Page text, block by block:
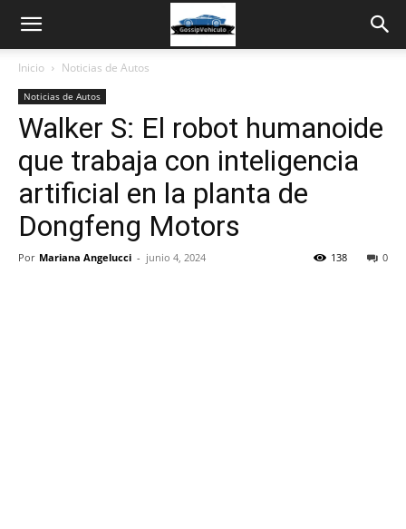
Inicio Noticias de Autos
Noticias de Autos
Walker S: El robot humanoide
que trabaja con inteligencia
artificial en la planta de
Dongfeng Motors
Por Mariana Angelucci - junio 4, 2024 0
138